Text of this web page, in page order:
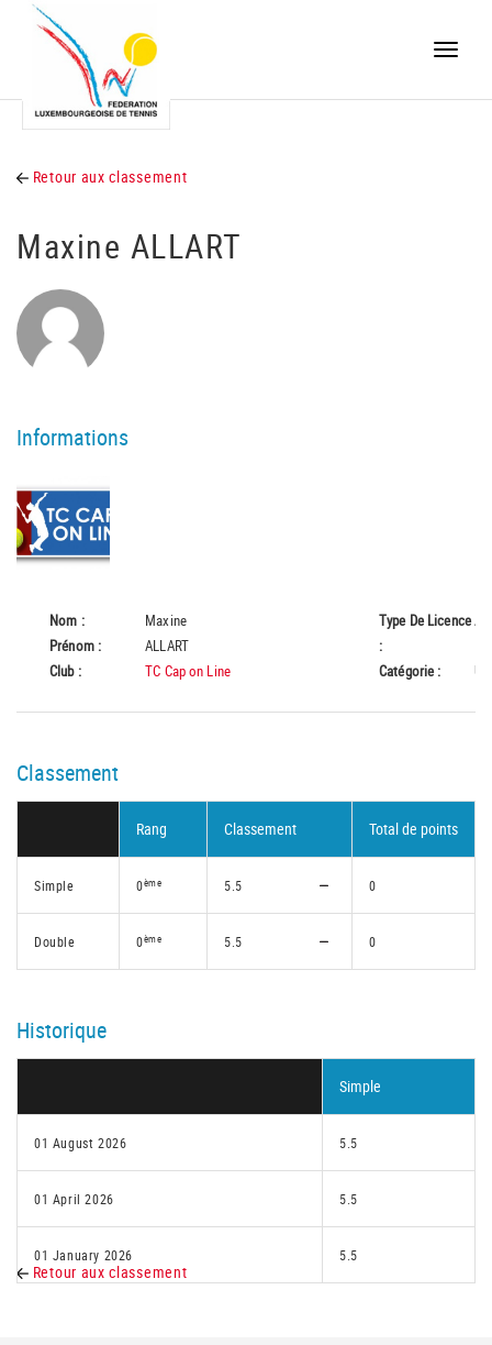
Toggle
Retour aux classement
Maxine ALLART
Informations
Nom :
Maxine
Prénom :
ALLART
Club :
TC Cap on Line
Type De Licence
:
A
Catégorie :
Classement
Rang Classement Total de points
Simple 0ème 5.5 0
Double 0ème 5.5 0
Historique
Simple
01 August 2026 5.5
01 April 2026 5.5
01 January 2026 5.5
Retour aux classement